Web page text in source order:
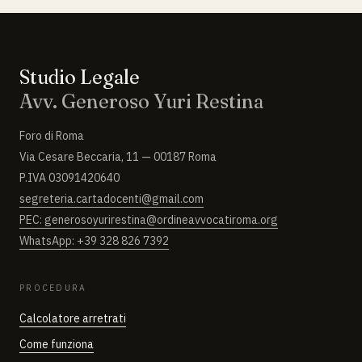
Studio Legale
Avv. Generoso Yuri Restina
Foro di Roma
Via Cesare Beccaria, 11 — 00187 Roma
P.IVA 03091420640
segreteria.cartadocenti@gmail.com
PEC: generosoyurirestina@ordineavvocatiroma.org
WhatsApp: +39 328 826 7392
PROCEDURA
Calcolatore arretrati
Come funziona